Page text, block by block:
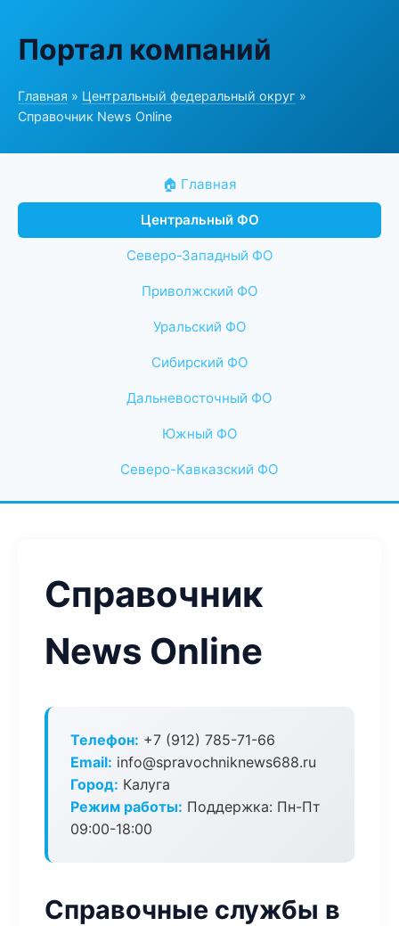
Портал компаний
Главная » Центральный федеральный округ »
Справочник News Online
🏠 Главная
Центральный ФО
Северо-Западный ФО
Приволжский ФО
Уральский ФО
Сибирский ФО
Дальневосточный ФО
Южный ФО
Северо-Кавказский ФО
Справочник
News Online
Телефон: +7 (912) 785-71-66
Email: info@spravochniknews688.ru
Город: Калуга
Режим работы: Поддержка: Пн-Пт
09:00-18:00
Справочные службы в